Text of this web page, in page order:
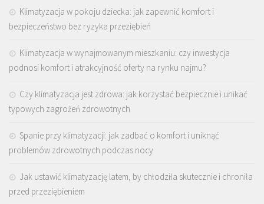
Klimatyzacja w pokoju dziecka: jak zapewnić komfort i
bezpieczeństwo bez ryzyka przeziębień
Klimatyzacja w wynajmowanym mieszkaniu: czy inwestycja
podnosi komfort i atrakcyjność oferty na rynku najmu?
Czy klimatyzacja jest zdrowa: jak korzystać bezpiecznie i unikać
typowych zagrożeń zdrowotnych
Spanie przy klimatyzacji: jak zadbać o komfort i uniknąć
problemów zdrowotnych podczas nocy
Jak ustawić klimatyzację latem, by chłodziła skutecznie i chroniła
przed przeziębieniem